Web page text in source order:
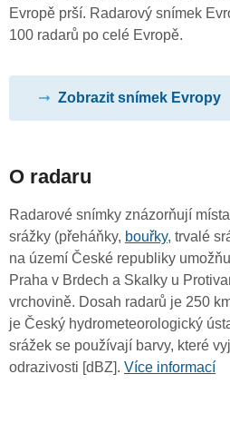
Evropě prší. Radarový snímek
100 radarů po celé Evropě.
Zobrazit snímek Evropy
O radaru
Radarové snímky znázorňují
srážky (přeháňky, bouřky, trvalé
na území České republiky
Praha v Brdech a Skalky u
vrchovině. Dosah radarů je 250
je Český hydrometeorologický
srážek se používají barvy, které
odrazivosti [dBZ]. Více informací